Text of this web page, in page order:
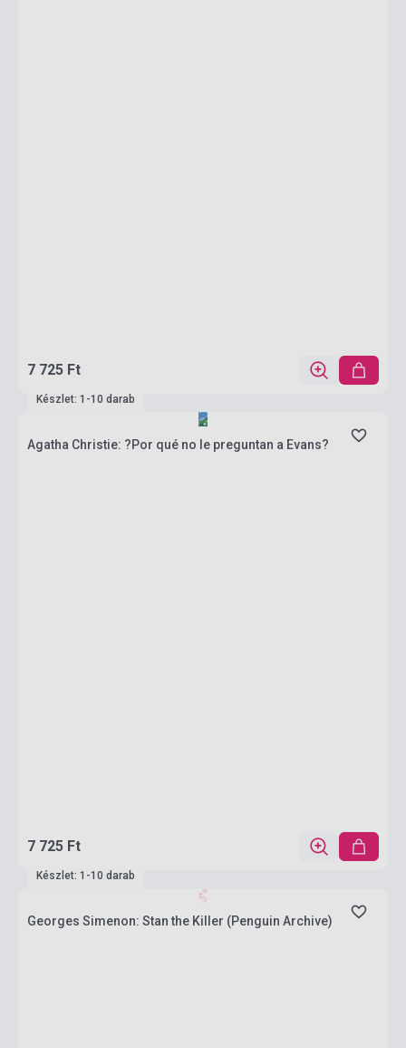
7 725 Ft
Készlet: 1-10 darab
Agatha Christie: ?Por qué no le preguntan a Evans?
7 725 Ft
Készlet: 1-10 darab
Georges Simenon: Stan the Killer (Penguin Archive)